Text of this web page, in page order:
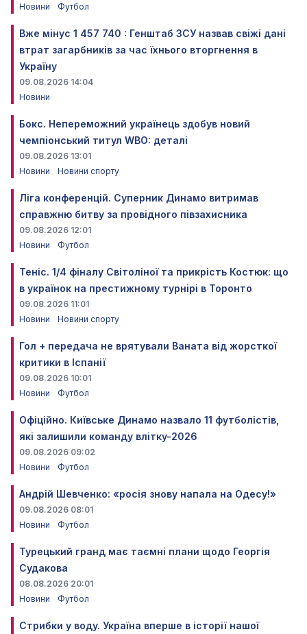
Новини
Футбол
Вже мінус 1 457 740 : Генштаб ЗСУ назвав свіжі дані
втрат загарбників за час їхнього вторгнення в
Україну
09.08.2026 14:04
Новини
Бокс. Непереможний українець здобув новий
чемпіонський титул WBO: деталі
09.08.2026 13:01
Новини
Новини спорту
Ліга конференцій. Суперник Динамо витримав
справжню битву за провідного півзахисника
09.08.2026 12:01
Новини
Футбол
Теніс. 1/4 фіналу Світоліної та прикрість Костюк: що
в українок на престижному турнірі в Торонто
09.08.2026 11:01
Новини
Новини спорту
Гол + передача не врятували Ваната від жорсткої
критики в Іспанії
09.08.2026 10:01
Новини
Футбол
Офіційно. Київське Динамо назвало 11 футболістів,
які залишили команду влітку-2026
09.08.2026 09:02
Новини
Футбол
Андрій Шевченко: «росія знову напала на Одесу!»
09.08.2026 08:01
Новини
Футбол
Турецький гранд має таємні плани щодо Георгія
Судакова
08.08.2026 20:01
Новини
Футбол
Стрибки у воду. Україна вперше в історії нашої